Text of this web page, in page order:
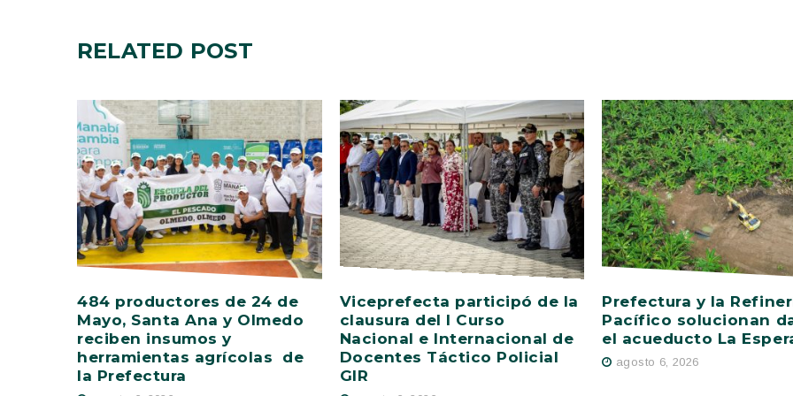
RELATED POST
484 productores de 24 de
Mayo, Santa Ana y Olmedo
reciben insumos y
herramientas agrícolas de
la Prefectura
Viceprefecta participó de la
clausura del I Curso
Nacional e Internacional de
Docentes Táctico Policial
GIR
Prefectura y la
Pacífico solucionan
el acueducto La
agosto 6, 2026